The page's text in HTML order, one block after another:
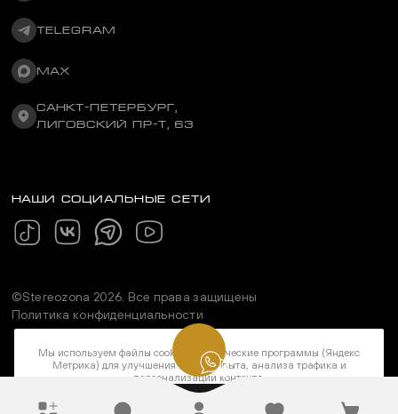
TELEGRAM
MAX
САНКТ-ПЕТЕРБУРГ,
ЛИГОВСКИЙ ПР-Т, 63
НАШИ СОЦИАЛЬНЫЕ СЕТИ
©Stereozona 2026. Все права защищены
Политика конфиденциальности
Мы используем файлы cookie и метрические программы (Яндекс
Метрика) для улучшения вашего опыта, анализа трафика и
персонализации контента.